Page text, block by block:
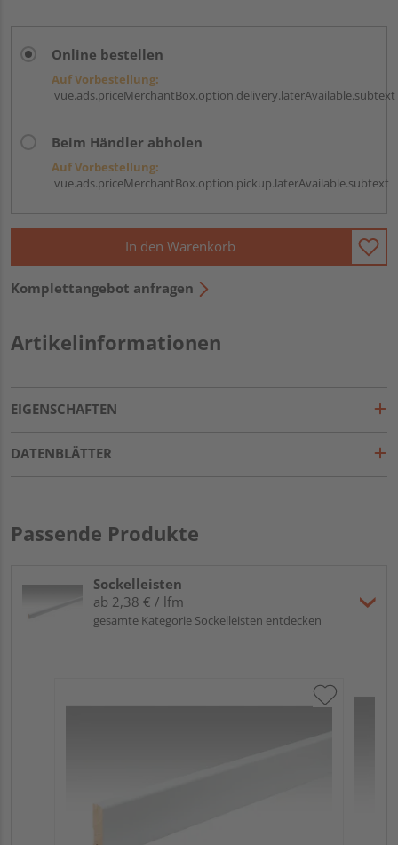
Online bestellen
Auf Vorbestellung:
vue.ads.priceMerchantBox.option.delivery.laterAvailable.subtext
Beim Händler abholen
Auf Vorbestellung:
vue.ads.priceMerchantBox.option.pickup.laterAvailable.subtext
In den Warenkorb
Komplettangebot anfragen
Artikelinformationen
EIGENSCHAFTEN
DATENBLÄTTER
Passende Produkte
Sockelleisten
ab 2,38 € / lfm
gesamte Kategorie Sockelleisten entdecken